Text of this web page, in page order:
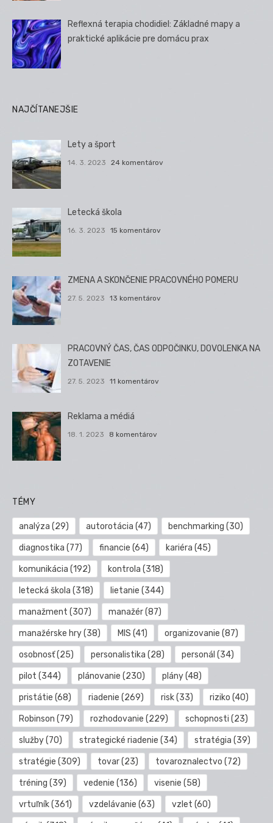
Reflexná terapia chodidiel: Základné mapy a
praktické aplikácie pre domácu prax
NAJČÍTANEJŠIE
Lety a šport
14. 3. 2023 24 komentárov
Letecká škola
16. 3. 2023 15 komentárov
ZMENA A SKONČENIE PRACOVNÉHO POMERU
27. 5. 2023 13 komentárov
PRACOVNÝ ČAS, ČAS ODPOČINKU, DOVOLENKA NA
ZOTAVENIE
27. 5. 2023 11 komentárov
Reklama a médiá
18. 1. 2023 8 komentárov
TÉMY
analýza (29) autorotácia (47) benchmarking (30)
diagnostika (77) financie (64) kariéra (45)
komunikácia (192) kontrola (318)
letecká škola (318) lietanie (344)
manažment (307) manažér(87)
manažérske hry(38) MIS (41) organizovanie (87)
osobnosť(25) personalistika (28) personál (34)
pilot (344) plánovanie (230) plány(48)
pristátie (68) riadenie (269) risk(33) riziko (40)
Robinson (79) rozhodovanie (229) schopnosti (23)
služby(70) strategické riadenie (34) stratégia (39)
stratégie (309) tovar(23) tovaroznalectvo (72)
tréning (39) vedenie (136) visenie (58)
vrtuľník(361) vzdelávanie (63) vzlet (60)